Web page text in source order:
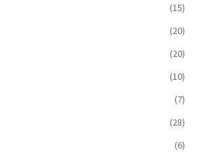
(15)
(20)
(20)
(10)
(7)
(28)
(6)